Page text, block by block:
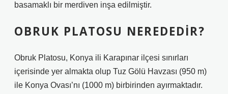
basamaklı bir merdiven inşa edilmiştir.
OBRUK PLATOSU NEREDEDIR?
Obruk Platosu, Konya ili Karapınar ilçesi sınırları
içerisinde yer almakta olup Tuz Gölü Havzası (950 m)
ile Konya Ovası’nı (1000 m) birbirinden ayırmaktadır.